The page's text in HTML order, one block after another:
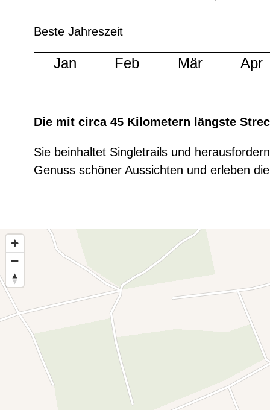
Beste Jahreszeit
Jan Feb Mär Apr
Die mit circa 45 Kilometern längste
Sie beinhaltet Singletrails und
Genuss schöner Aussichten und erleben